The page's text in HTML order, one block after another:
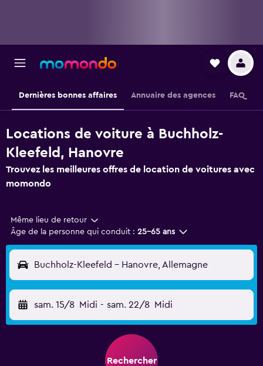
Dernières bonnes affaires Annuaire des agences FAQ
Locations de voiture à Buchholz-
Kleefeld, Hanovre
Trouvez les meilleures offres de location de voitures avec
momondo
Même lieu de retour
Âge de la personne qui conduit : 25-65 ans
Buchholz-Kleefeld - Hanovre, Allemagne
sam. 15/8 Midi - sam. 22/8 Midi
Rechercher